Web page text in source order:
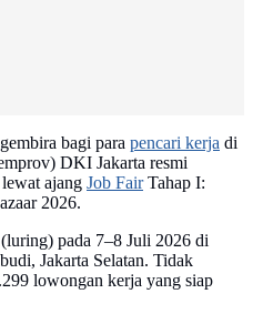
bagi para pencari kerja di
DKI Jakarta resmi
lewat ajang Job FairTahap I:
2026.
pada 7–8 Juli 2026 di
Jakarta Selatan. Tidak
lowongan kerja yang siap